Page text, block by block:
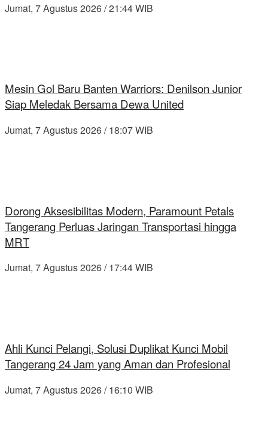
Jumat, 7 Agustus 2026 / 21:44 WIB
Mesin Gol Baru Banten Warriors: Denilson Junior
Siap Meledak Bersama Dewa United
Jumat, 7 Agustus 2026 / 18:07 WIB
Dorong Aksesibilitas Modern, Paramount Petals
Tangerang Perluas Jaringan Transportasi hingga
MRT
Jumat, 7 Agustus 2026 / 17:44 WIB
Ahli Kunci Pelangi, Solusi Duplikat Kunci Mobil
Tangerang 24 Jam yang Aman dan Profesional
Jumat, 7 Agustus 2026 / 16:10 WIB